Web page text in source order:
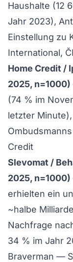
Haushalte (12
Jahr 2023),
Einstellung zu
International,
Home Credit /
2025, n=1000)
(74 % im
letzter
Credit
Slevomat /
2025, n=1000)
erhielten ein
~halbe
Nachfrage
34 % im Jahr
Braverman —